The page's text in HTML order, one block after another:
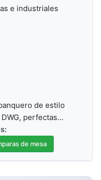
e industriales
de estilo
perfectas…
de mesa